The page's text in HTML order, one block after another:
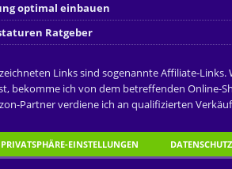
optimal einbauen
Ratgeber
Links sind sogenannte Affiliate-Links.
bekomme ich von dem betreffenden Online-
Partner verdiene ich an qualifizierten
EINSTELLUNGEN DATENSCHUTZ